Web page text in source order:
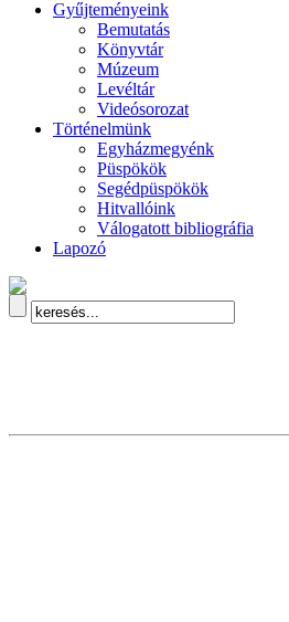
Gyűjteményeink
Bemutatás
Könyvtár
Múzeum
Levéltár
Videósorozat
Történelmünk
Egyházmegyénk
Püspökök
Segédpüspökök
Hitvallóink
Válogatott bibliográfia
Lapozó